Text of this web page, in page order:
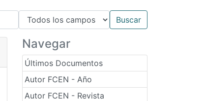
Navegar
Últimos Documentos
Autor FCEN - Año
Autor FCEN - Revista